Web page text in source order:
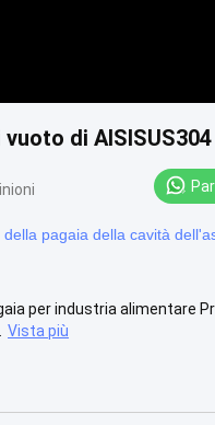
di
pagaia della cavità
per industria alimentare
Vista più